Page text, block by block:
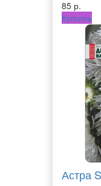
85 р.
Купить
Астра